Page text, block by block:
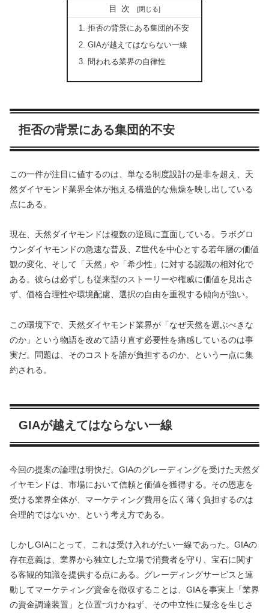
目次
拒否の背景にある集団的不安
GIAが越えてはならない一線
問われる業界の自律性
拒否の背景にある集団的不安
この一件が注目に値するのは、単なる制度設計の是非を超え、天
然ダイヤモンド業界全体が抱える構造的な焦燥を映し出している
点にある。
現在、天然ダイヤモンドは複数の逆風に直面している。ラボグロ
ウンダイヤモンドの急速な普及、Z世代を中心とする若年層の価値
観の変化、そして「天然」や「希少性」に対する認識の相対化で
ある。彼らは必ずしも従来型のストーリーや権威に価値を見出さ
ず、価格合理性や環境配慮、選択の自由を重視する傾向が強い。
この環境下で、天然ダイヤモンド業界が「なぜ天然を選ぶべきな
のか」という物語を改めて語り直す必要性を痛感しているのは事
実だ。問題は、そのコストを誰が負担するのか、という一点に集
約される。
GIAが越えてはならない一線
今回の提案の論理は明快だ。GIAのグレーディングを受けた天然ダ
イヤモンドは、市場において信頼と価値を獲得する。その恩恵を
受ける業界全体が、マーケティング費用を広く薄く負担するのは
合理的ではないか、という考え方である。
しかしGIAにとって、これは受け入れがたい一線であった。GIAの
存在意義は、業界から独立した立場で消費者を守り、宝石に関す
る客観的知識を提供する点にある。グレーディングサービスと連
動してマーケティング資金を徴収することは、GIAを事実上「業界
の資金調達装置」と位置づけかねず、その中立性に疑念を生じさ